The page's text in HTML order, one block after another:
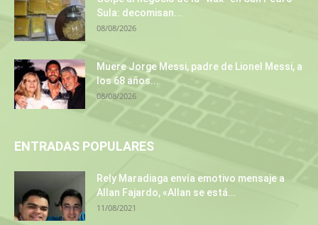
Sula: decomisan...
08/08/2026
Muere Jorge Messi, padre de Lionel Messi, a
los 68 años...
08/08/2026
ENTRADAS POPULARES
Rely Maradiaga envía emotivo mensaje a
Allan Fajardo, «Allan se está...
11/08/2021